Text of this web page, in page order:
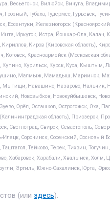
Весьегонск, Вилюйск, Вичуга,
Губаха, Гудермес, Гурьевск,
Ессентуки, Железногорск
Иркутск, Истра, Йошкар-Ола,
Киров (Кировская область),
Красноармейск (Московская
Курильск, Курск, Куса,
Малмыж, Мамадыш, Мариинск,
Навашино, Назарово, Нальчик,
Новозыбков, Новокуйбышевск,
Орёл, Осташков, Острогожск, Оха,
область), Приозерск,
Светлоград, Свирск, Севастополь,
Сорочинск, Сосенский,
Тейково, Терек, Тихвин,
Хабаровск, Харабали, Хвалынск,
Эртиль, Южно-Сахалинск, Юрга,
(или здесь).